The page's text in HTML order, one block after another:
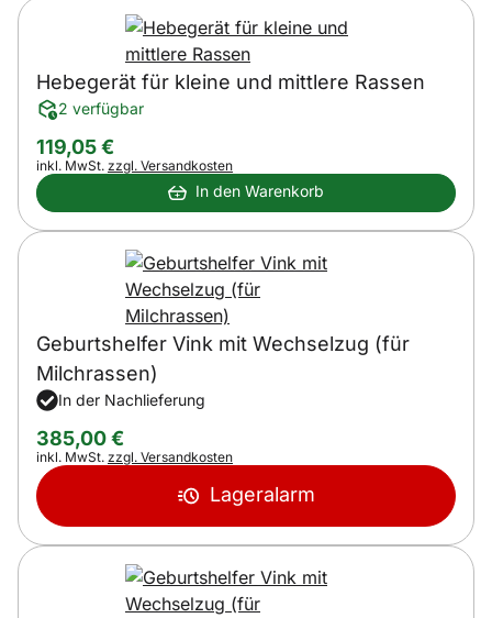
Hebegerät für kleine und mittlere Rassen
2 verfügbar
119,05€
Steuerhinweis:
inkl. MwSt. zzgl. Versandkosten
In den Warenkorb
Geburtshelfer Vink mit Wechselzug (für
Milchrassen)
In der Nachlieferung
385,00€
Steuerhinweis:
inkl. MwSt. zzgl. Versandkosten
Lageralarm